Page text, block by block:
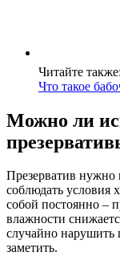
Читайте также:
Что такое
Можно ли
Презерватив нужно
соблюдать условия
собой постоянно –
влажности
случайно нарушить
заметить.